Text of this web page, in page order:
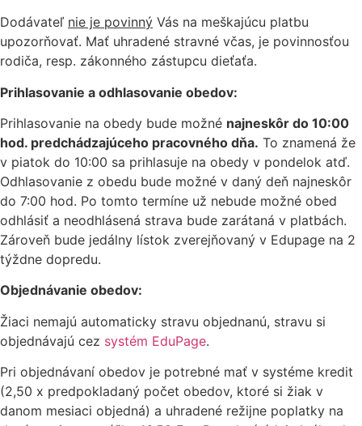
Dodávateľ nie je povinný Vás na meškajúcu platbu
upozorňovať. Mať uhradené stravné včas, je povinnosťou
rodiča, resp. zákonného zástupcu dieťaťa.
Prihlasovanie a odhlasovanie obedov:
Prihlasovanie na obedy bude možné najneskôr do 10:00
hod. predchádzajúceho pracovného dňa. To znamená že
v piatok do 10:00 sa prihlasuje na obedy v pondelok atď.
Odhlasovanie z obedu bude možné v daný deň najneskôr
do 7:00 hod. Po tomto termíne už nebude možné obed
odhlásiť a neodhlásená strava bude zarátaná v platbách.
Zároveň bude jedálny lístok zverejňovaný v Edupage na 2
týždne dopredu.
Objednávanie obedov:
Žiaci nemajú automaticky stravu objednanú, stravu si
objednávajú cez systém EduPage.
Pri objednávaní obedov je potrebné mať v systéme kredit
(2,50 x predpokladaný počet obedov, ktoré si žiak v
danom mesiaci objedná) a uhradené režijne poplatky na